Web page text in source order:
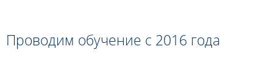
Проводим обучение с 2016 года